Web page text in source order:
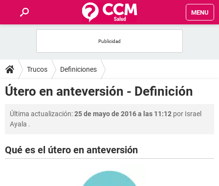
MENU
FOROS
SALUD
FAMILIA
Trucos Definiciones
Útero en anteversión - Definición
Última actualización:25 de mayo de 2016 a las 11:12 por Israel
Ayala .
Qué es el útero en anteversión